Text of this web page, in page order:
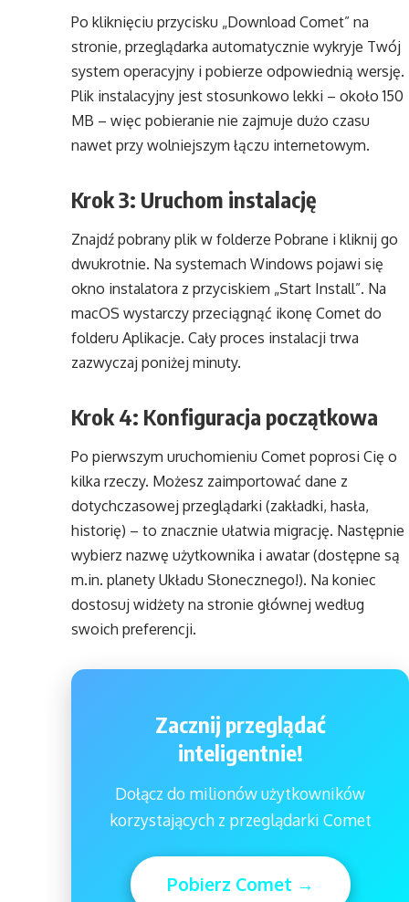
Po kliknięciu przycisku „Download Comet” na
stronie, przeglądarka automatycznie wykryje Twój
system operacyjny i pobierze odpowiednią wersję.
Plik instalacyjny jest stosunkowo lekki – około 150
MB – więc pobieranie nie zajmuje dużo czasu
nawet przy wolniejszym łączu internetowym.
Krok 3: Uruchom instalację
Znajdź pobrany plik w folderze Pobrane i kliknij go
dwukrotnie. Na systemach Windows pojawi się
okno instalatora z przyciskiem „Start Install”. Na
macOS wystarczy przeciągnąć ikonę Comet do
folderu Aplikacje. Cały proces instalacji trwa
zazwyczaj poniżej minuty.
Krok 4: Konfiguracja początkowa
Po pierwszym uruchomieniu Comet poprosi Cię o
kilka rzeczy. Możesz zaimportować dane z
dotychczasowej przeglądarki (zakładki, hasła,
historię) – to znacznie ułatwia migrację. Następnie
wybierz nazwę użytkownika i awatar (dostępne są
m.in. planety Układu Słonecznego!). Na koniec
dostosuj widżety na stronie głównej według
swoich preferencji.
Zacznij przeglądać
inteligentnie!
Dołącz do milionów użytkowników
korzystających z przeglądarki Comet
Pobierz Comet →